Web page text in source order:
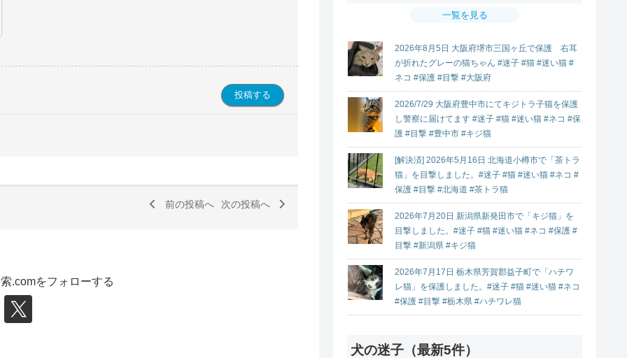
前の投稿へ 次の投稿へ
.comをフォローする
一覧を見る
2026年8月5日 大阪府堺市三国ヶ丘で保護 右耳
が折れたグレーの猫ちゃん #迷子 #猫 #迷い猫 #
ネコ #保護 #目撃 #大阪府
2026/7/29 大阪府豊中市にてキジトラ子猫を保護
し警察に届けてます #迷子 #猫 #迷い猫 #ネコ #保
護 #目撃 #豊中市 #キジ猫
[解決済] 2026年5月16日 北海道小樽市で「茶トラ
猫」を目撃しました。#迷子 #猫 #迷い猫 #ネコ #
保護 #目撃 #北海道 #茶トラ猫
2026年7月20日 新潟県新発田市で「キジ猫」を
目撃しました。#迷子 #猫 #迷い猫 #ネコ #保護 #
目撃 #新潟県 #キジ猫
2026年7月17日 栃木県芳賀郡益子町で「ハチワ
レ猫」を保護しました。#迷子 #猫 #迷い猫 #ネコ
#保護 #目撃 #栃木県 #ハチワレ猫
犬の迷子（最新5件）